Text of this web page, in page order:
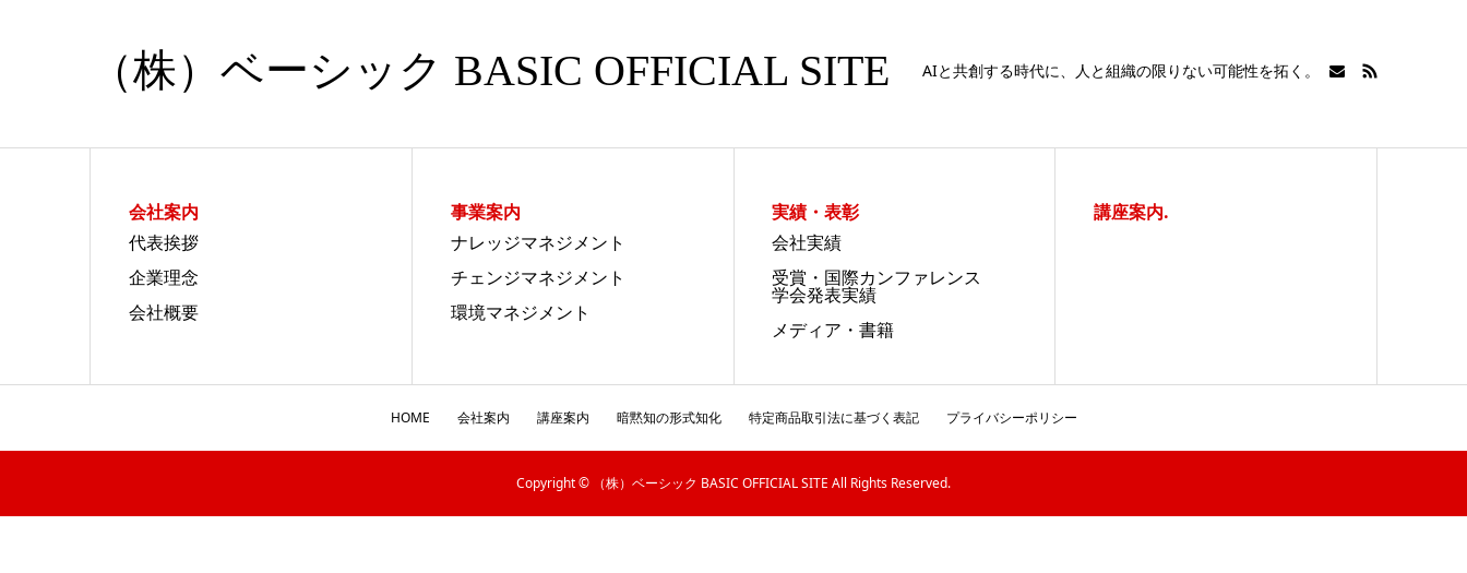
（株）ベーシック BASIC OFFICIAL SITE AIと共創する時代に、人と組織の限りない可能性を拓く。
会社案内
代表挨拶
企業理念
会社概要
事業案内
ナレッジマネジメント
チェンジマネジメント
環境マネジメント
実績・表彰
会社実績
受賞・国際カンファレンス
学会発表実績
メディア・書籍
講座案内.
HOME 会社案内 講座案内 暗黙知の形式知化 特定商品取引法に基づく表記 プライバシーポリシー
Copyright © （株）ベーシック BASIC OFFICIAL SITE All Rights Reserved.